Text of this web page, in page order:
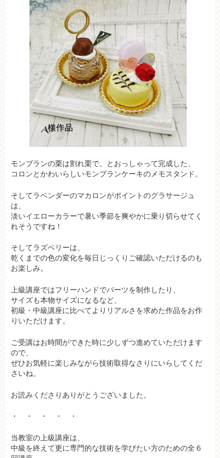
モンブランの栗は割れ栗で。とおっしゃって完成した、
コロンとかわいらしいモンブランケーキのメモスタンド。
そしてラベンダーのマカロンがポイントのグラサージュ
は、
淡いイエローカラーで暑い季節を爽やかに乗り切らせてく
れそうですね！
そしてラズベリーは、
乾くまでの色の変化を毎日じっくりご確認いただけるのも
お楽しみ。
上級講座ではフリーハンドでパーツを制作したり、
サイズも本物サイズになるなど、
初級・中級講座に比べてよりリアルさを求めた作品をお作
りいただけます。
ご受講はお時間ができた時に少しずつ進めていただけます
ので、
ぜひお気軽に楽しみながら技術取得なさりにいらしてくだ
さいね。
お読みくださりありがとうございました。
・ ・ ・ ・ ・
当教室の上級講座は、
中級を終えて更に専門的な技術を学びたい方のための全６